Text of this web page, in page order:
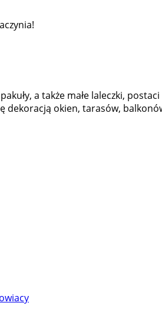
a także małe laleczki,
okien, tarasów,